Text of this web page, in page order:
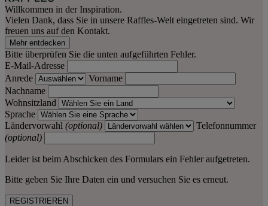
Willkommen in der Inspiration.
Vielen Dank, dass Sie in unsere Raffles-Welt eingetreten sind. Wir
freuen uns auf den Kontakt.
Mehr entdecken
Bitte überprüfen Sie die unten aufgeführten Fehler.
E-Mail-Adresse
Anrede
Vorname
Nachname
Wohnsitzland
Sprache
Ländervorwahl (optional)
Telefonnummer
(optional)
Leider ist beim Abschicken des Formulars ein Fehler aufgetreten.
Bitte geben Sie Ihre Daten ein und versuchen Sie es erneut.
REGISTRIEREN